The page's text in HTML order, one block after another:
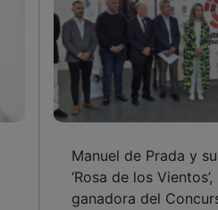
Manuel de Prada y su
‘Rosa de los
ganadora del